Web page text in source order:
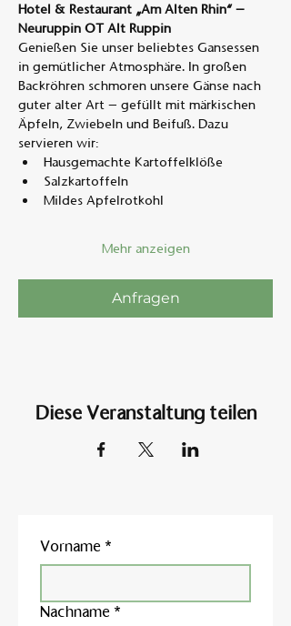
Hotel & Restaurant „Am Alten Rhin“ –
Neuruppin OT Alt Ruppin
Genießen Sie unser beliebtes Gansessen
in gemütlicher Atmosphäre. In großen
Backröhren schmoren unsere Gänse nach
guter alter Art – gefüllt mit märkischen
Äpfeln, Zwiebeln und Beifuß. Dazu
servieren wir:
Hausgemachte Kartoffelklöße
Salzkartoffeln
Mildes Apfelrotkohl
Mehr anzeigen
Anfragen
Diese Veranstaltung teilen
Vorname *
Nachname *